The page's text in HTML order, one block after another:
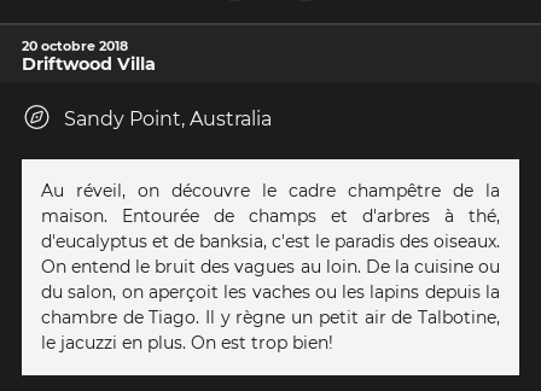
20 octobre 2018
Driftwood Villa
Sandy Point, Australia
Au réveil, on découvre le cadre champêtre de la
maison. Entourée de champs et d'arbres à thé,
d'eucalyptus et de banksia, c'est le paradis des oiseaux.
On entend le bruit des vagues au loin. De la cuisine ou
du salon, on aperçoit les vaches ou les lapins depuis la
chambre de Tiago. Il y règne un petit air de Talbotine,
le jacuzzi en plus. On est trop bien!